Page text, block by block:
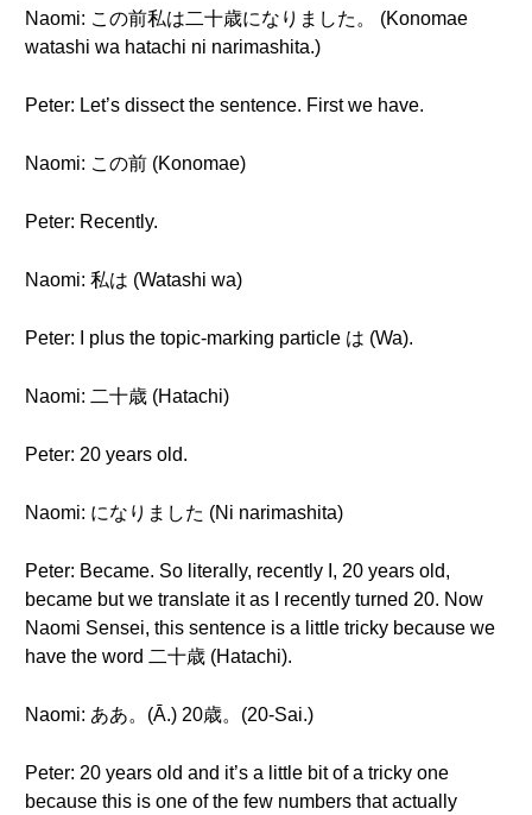
Naomi: この前私は二十歳になりました。 (Konomae
watashi wa hatachi ni narimashita.)
Peter: Let’s dissect the sentence. First we have.
Naomi: この前 (Konomae)
Peter: Recently.
Naomi: 私は (Watashi wa)
Peter: I plus the topic-marking particle は (Wa).
Naomi: 二十歳 (Hatachi)
Peter: 20 years old.
Naomi: になりました (Ni narimashita)
Peter: Became. So literally, recently I, 20 years old,
became but we translate it as I recently turned 20. Now
Naomi Sensei, this sentence is a little tricky because we
have the word 二十歳 (Hatachi).
Naomi: ああ。(Ā.) 20歳。(20-Sai.)
Peter: 20 years old and it’s a little bit of a tricky one
because this is one of the few numbers that actually